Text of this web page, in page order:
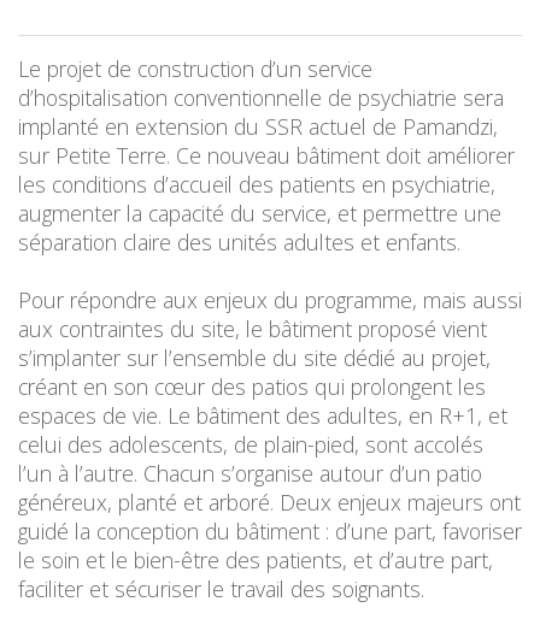
Le projet de construction d’un service
d’hospitalisation conventionnelle de psychiatrie sera
implanté en extension du SSR actuel de Pamandzi,
sur Petite Terre. Ce nouveau bâtiment doit améliorer
les conditions d’accueil des patients en psychiatrie,
augmenter la capacité du service, et permettre une
séparation claire des unités adultes et enfants.
Pour répondre aux enjeux du programme, mais aussi
aux contraintes du site, le bâtiment proposé vient
s’implanter sur l’ensemble du site dédié au projet,
créant en son cœur des patios qui prolongent les
espaces de vie. Le bâtiment des adultes, en R+1, et
celui des adolescents, de plain-pied, sont accolés
l’un à l’autre. Chacun s’organise autour d’un patio
généreux, planté et arboré. Deux enjeux majeurs ont
guidé la conception du bâtiment : d’une part, favoriser
le soin et le bien-être des patients, et d’autre part,
faciliter et sécuriser le travail des soignants.